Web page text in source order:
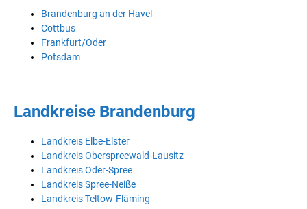
Brandenburg an der Havel
Cottbus
Frankfurt/Oder
Potsdam
Landkreise Brandenburg
Landkreis Elbe-Elster
Landkreis Oberspreewald-Lausitz
Landkreis Oder-Spree
Landkreis Spree-Neiße
Landkreis Teltow-Fläming